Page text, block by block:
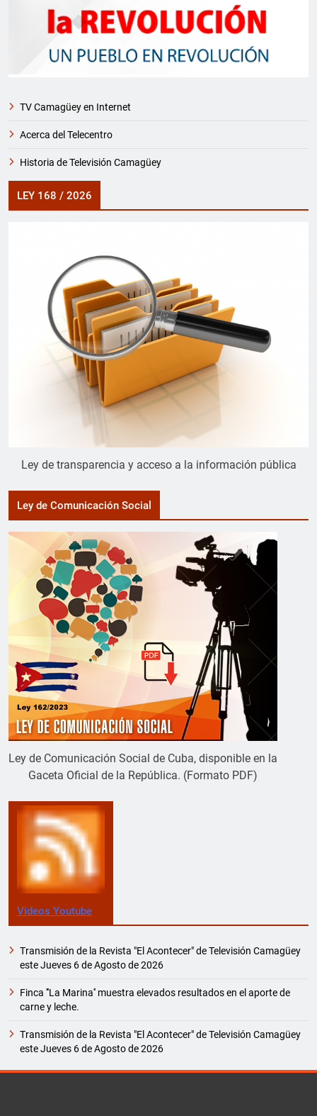
TV Camagüey en Internet
Acerca del Telecentro
Historia de Televisión Camagüey
LEY 168 / 2026
Ley de transparencia y acceso a la información pública
Ley de Comunicación Social
Ley de Comunicación Social de Cuba, disponible en la
Gaceta Oficial de la República. (Formato PDF)
Videos Youtube
Transmisión de la Revista "El Acontecer" de Televisión Camagüey
este Jueves 6 de Agosto de 2026
Finca '''La Marina'' muestra elevados resultados en el aporte de
carne y leche.
Transmisión de la Revista "El Acontecer" de Televisión Camagüey
este Jueves 6 de Agosto de 2026